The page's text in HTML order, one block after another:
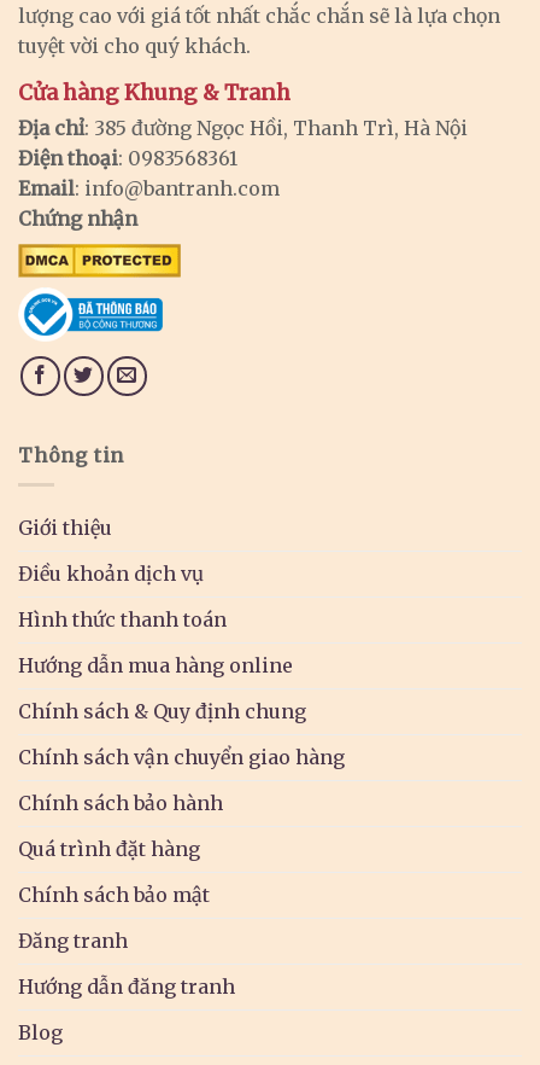
lượng cao với giá tốt nhất chắc chắn sẽ là lựa chọn
tuyệt vời cho quý khách.
Cửa hàng Khung & Tranh
Địa chỉ: 385 đường Ngọc Hồi, Thanh Trì, Hà Nội
Điện thoại: 0983568361
Email: info@bantranh.com
Chứng nhận
Thông tin
Giới thiệu
Điều khoản dịch vụ
Hình thức thanh toán
Hướng dẫn mua hàng online
Chính sách & Quy định chung
Chính sách vận chuyển giao hàng
Chính sách bảo hành
Quá trình đặt hàng
Chính sách bảo mật
Đăng tranh
Hướng dẫn đăng tranh
Blog